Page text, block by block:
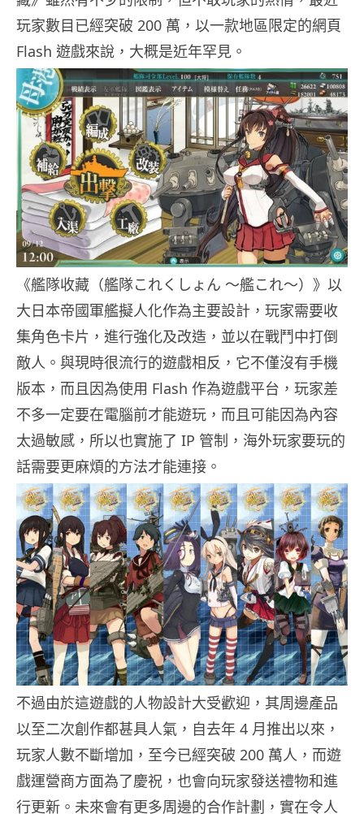
玩家數目已經突破 200 萬，以一款地區限定的網頁
Flash 遊戲來說，大概是近年罕見。
《艦隊收藏（艦隊これくしょん 〜艦これ〜）》以
大日本帝國軍艦擬人化作為主要設計，玩家需要收
集角色卡片，進行強化及改造，並以在戰鬥中打倒
敵人。與現時很流行的遊戲相反，它不僅沒有手機
版本，而且因為使用 Flash 作為遊戲平台，玩家差
不多一定要在電腦前才能遊玩，而且可能因為內容
太過敏感，所以也實施了 IP 管制，海外玩家要玩的
話需要更麻煩的方法才能連接。
不過由於這遊戲的人物設計大受歡迎，其周邊產品
以至二次創作都甚具人氣，自去年 4 月推出以來，
玩家人數不斷增加，至今已經突破 200 萬人，而遊
戲運營商方面為了慶祝，也會向玩家發送禮物和進
行更新。未來會有更多周邊的合作計劃，實在令人